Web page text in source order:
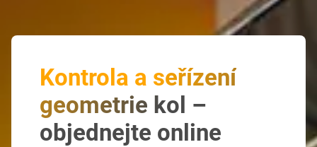
Kontrola a seřízení
geometrie kol –
objednejte online